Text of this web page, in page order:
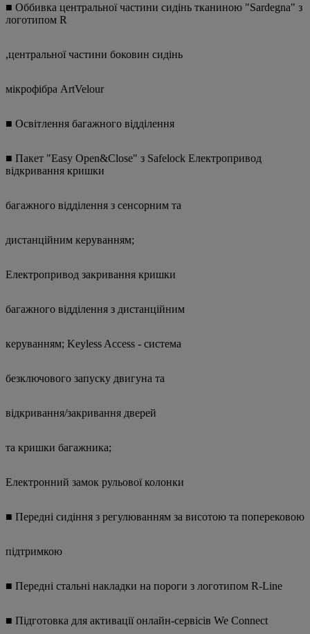
■ Оббивка центральної частини сидінь тканиною "Sardegna" з
логотипом R
,центральної частини боковин сидінь
мікрофібра ArtVelour
■ Освітлення багажного відділення
■ Пакет "Easy Open&Close" з Safelock Електропривод
відкривання кришки
багажного відділення з сенсорним та
дистанційним керуванням;
Електропривод закривання кришки
багажного відділення з дистанційним
керуванням; Keyless Access - система
безключового запуску двигуна та
відкривання/закривання дверей
та кришки багажника;
Електронний замок рульової колонки
■ Передні сидіння з регулюванням за висотою та поперековою
підтримкою
■ Передні стальні накладки на пороги з логотипом R-Line
■ Підготовка для активації онлайн-сервісів We Connect